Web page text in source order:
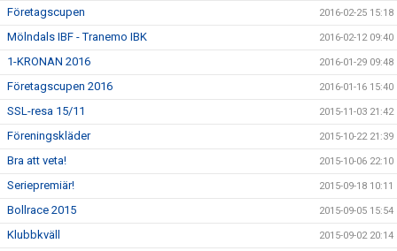
Företagscupen 2016-02-25 15:18
Mölndals IBF - Tranemo IBK 2016-02-12 09:40
1-KRONAN 2016 2016-01-29 09:48
Företagscupen 2016 2016-01-16 15:40
SSL-resa 15/11 2015-11-03 21:42
Föreningskläder 2015-10-22 21:39
Bra att veta! 2015-10-06 22:10
Seriepremiär! 2015-09-18 10:11
Bollrace 2015 2015-09-05 15:54
Klubbkväll 2015-09-02 20:14